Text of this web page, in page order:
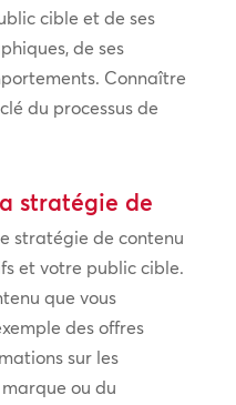
cible et de ses
de ses
Connaître
du processus de
stratégie de
stratégie de contenu
et votre public cible.
que vous
des offres
sur les
ou du